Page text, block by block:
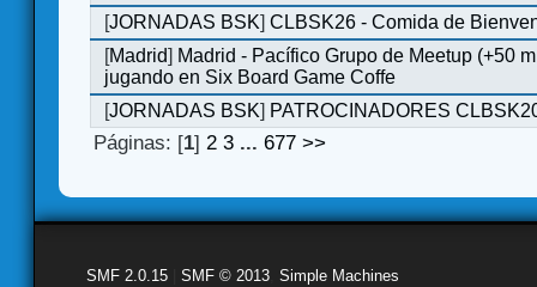
[JORNADAS BSK]CLBSK26 - Comida de
[Madrid] Madrid - Pacífico Grupo de Meetup (+50
jugando en Six Board Game Coffe
[JORNADAS BSK] PATROCINADORES
Páginas: [1]2 3 ...677 >>
SMF 2.0.15 SMF © 2013 Simple Machines